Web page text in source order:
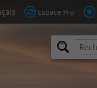
Espace Pro